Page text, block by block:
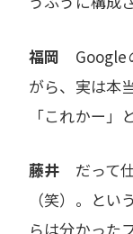
福岡 Google
がら、実は本
「これかー」
藤井 だって
（笑）。と
らは分かった